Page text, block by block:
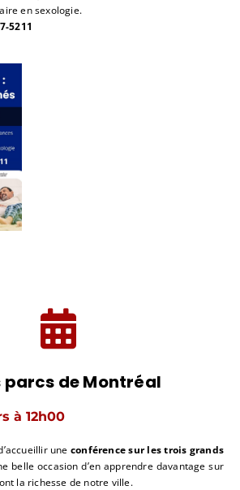
en sexologie.
5211
de Montréal
à 12h00
uneconférence sur les trois grands
belle occasion d’en apprendre davantage sur
la richesse de notre ville.